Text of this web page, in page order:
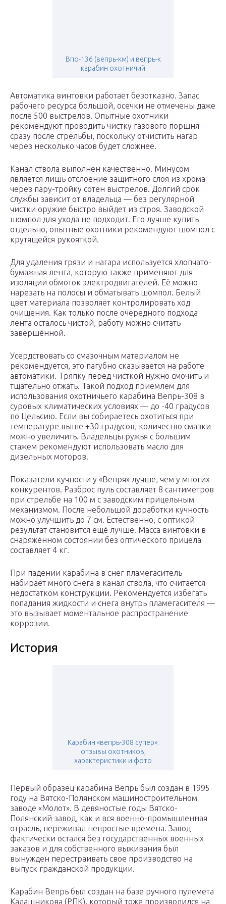
Впо-136 (вепрь-км) и вепрь-к
карабин охотничий
Автоматика винтовки работает безотказно. Запас
рабочего ресурса большой, осечки не отмечены даже
после 500 выстрелов. Опытные охотники
рекомендуют проводить чистку газового поршня
сразу после стрельбы, поскольку отчистить нагар
через несколько часов будет сложнее.
Канал ствола выполнен качественно. Минусом
является лишь отслоение защитного слоя из хрома
через пару-тройку сотен выстрелов. Долгий срок
службы зависит от владельца — без регулярной
чистки оружие быстро выйдет из строя. Заводской
шомпол для ухода не подходит. Его лучше купить
отдельно, опытные охотники рекомендуют шомпол с
крутящейся рукояткой.
Для удаления грязи и нагара используется хлопчато-
бумажная лента, которую также применяют для
изоляции обмоток электродвигателей. Её можно
нарезать на полосы и обматывать шомпол. Белый
цвет материала позволяет контролировать ход
очищения. Как только после очередного подхода
лента осталось чистой, работу можно считать
завершённой.
Усердствовать со смазочным материалом не
рекомендуется, это пагубно сказывается на работе
автоматики. Тряпку перед чисткой нужно смочить и
тщательно отжать. Такой подход приемлем для
использования охотничьего карабина Вепрь-308 в
суровых климатических условиях — до -40 градусов
по Цельсию. Если вы собираетесь охотиться при
температуре выше +30 градусов, количество смазки
можно увеличить. Владельцы ружья с большим
стажем рекомендуют использовать масло для
дизельных моторов.
Показатели кучности у «Вепря» лучше, чем у многих
конкурентов. Разброс пуль составляет 8 сантиметров
при стрельбе на 100 м с заводским прицельным
механизмом. После небольшой доработки кучность
можно улучшить до 7 см. Естественно, с оптикой
результат становится ещё лучше. Масса винтовки в
снаряжённом состоянии без оптического прицела
составляет 4 кг.
При падении карабина в снег пламегаситель
набирает много снега в канал ствола, что считается
недостатком конструкции. Рекомендуется избегать
попадания жидкости и снега внутрь пламегасителя —
это вызывает моментальное распространение
коррозии.
История
Карабин «вепрь-308 супер»:
отзывы охотников,
характеристики и фото
Первый образец карабина Вепрь был создан в 1995
году на Вятско-Полянском машиностроительном
заводе «Молот». В девяностые годы Вятско-
Полянский завод, как и вся военно-промышленная
отрасль, переживал непростые времена. Завод
фактически остался без государственных военных
заказов и для собственного выживания был
вынужден перестраивать свое производство на
выпуск гражданской продукции.
Карабин Вепрь был создан на базе ручного пулемета
Калашникова (РПК), который тоже производился на